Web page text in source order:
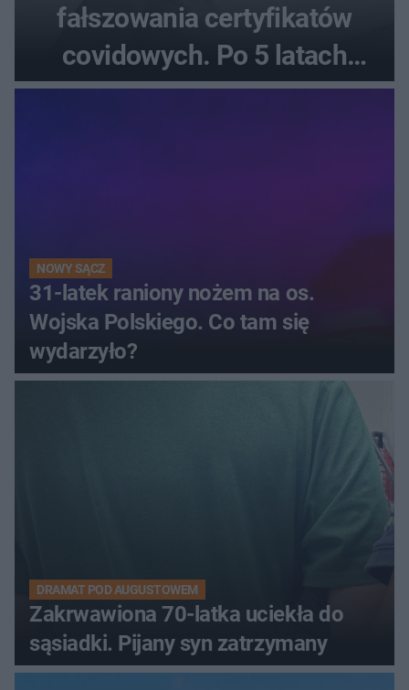
fałszowania certyfikatów
covidowych. Po 5 latach
prokurator zamyka sprawę
NOWY SĄCZ
31-latek raniony nożem na os.
Wojska Polskiego. Co tam się
wydarzyło?
DRAMAT POD AUGUSTOWEM
Zakrwawiona 70-latka uciekła do
sąsiadki. Pijany syn zatrzymany